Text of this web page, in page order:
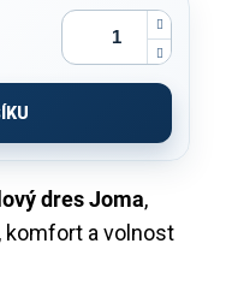
dres Joma,
komfort a volnost